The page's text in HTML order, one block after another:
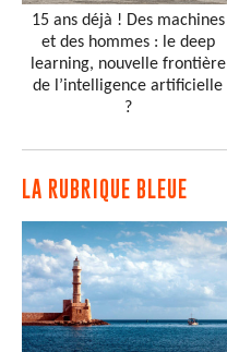
15 ans déjà ! Des machines
et des hommes : le deep
learning, nouvelle frontière
de l’intelligence artificielle
?
LA RUBRIQUE BLEUE